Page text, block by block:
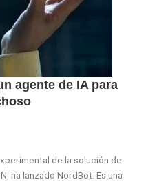
agente de IA para
de la solución de
ha lanzado NordBot. Es una